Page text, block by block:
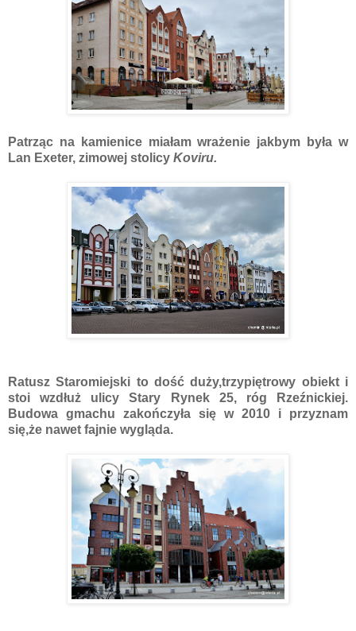
Patrząc na kamienice miałam wrażenie jakbym była w
Lan Exeter, zimowej stolicy Koviru.
Ratusz Staromiejski to dość duży,trzypiętrowy obiekt i
stoi wzdłuż ulicy Stary Rynek 25, róg Rzeźnickiej.
Budowa gmachu zakończyła się w 2010 i przyznam
się,że nawet fajnie wygląda.